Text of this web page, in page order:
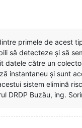
primele de acest
să detecteze și să
către un
instantaneu și sunt
sistem elimină
DRDP Buzău, ing.